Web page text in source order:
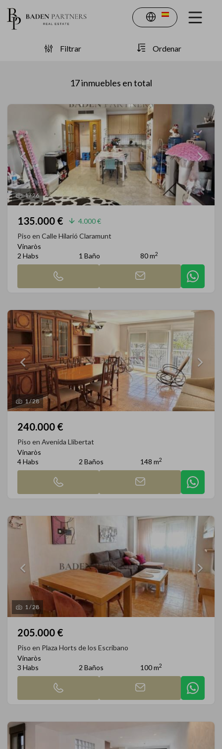
Filtrar Ordenar
17inmuebles en total
1/26
135.000 €
4.000 €
Piso en Calle Hilarió Claramunt
Vinaròs
2 Habs
1 Baño 80 m2
1/28
240.000 €
Piso en Avenida Llibertat
Vinaròs
4 Habs
2 Baños 148 m2
1/28
205.000 €
Piso en Plaza Horts de los Escribano
Vinaròs
3 Habs
2 Baños 100 m2